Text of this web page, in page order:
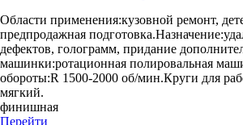
Области применения:кузовной ремонт,
предпродажная подготовка.Назначение:
дефектов, голограмм, придание
машинки:ротационная полировальная
обороты:R 1500-2000 об/мин.Круги для
мягкий.
финишная
Перейти